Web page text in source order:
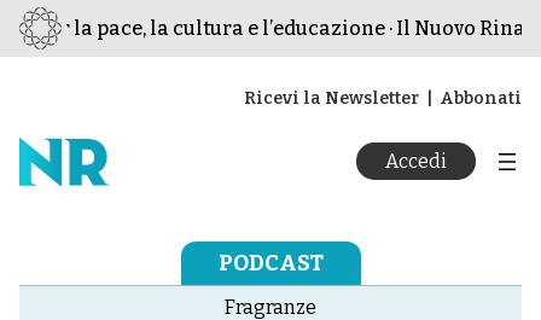
per la pace, la cultura e l’educazione · Il Nuovo
Ricevi la Newsletter Abbonati
Accedi
PODCAST
Fragranze